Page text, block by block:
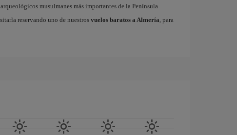
musulmanes más importantes de la Península
reservando uno de nuestros vuelos baratos a Almería, para